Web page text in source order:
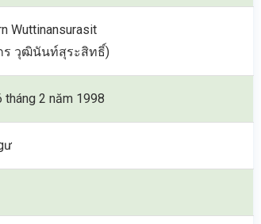
Wuttinansurasit
ร วุฒินันท์สุระสิทธิ์)
tháng 2 năm 1998